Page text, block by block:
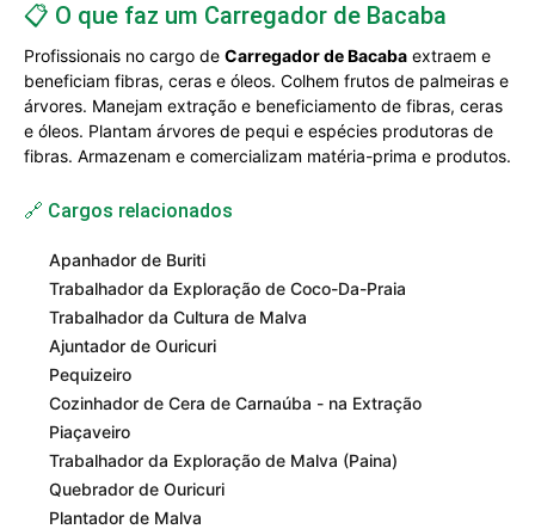
📋 O que faz um Carregador de Bacaba
Profissionais no cargo de Carregador de Bacaba extraem e
beneficiam fibras, ceras e óleos. Colhem frutos de palmeiras e
árvores. Manejam extração e beneficiamento de fibras, ceras
e óleos. Plantam árvores de pequi e espécies produtoras de
fibras. Armazenam e comercializam matéria-prima e produtos.
🔗 Cargos relacionados
Apanhador de Buriti
Trabalhador da Exploração de Coco-Da-Praia
Trabalhador da Cultura de Malva
Ajuntador de Ouricuri
Pequizeiro
Cozinhador de Cera de Carnaúba - na Extração
Piaçaveiro
Trabalhador da Exploração de Malva (Paina)
Quebrador de Ouricuri
Plantador de Malva